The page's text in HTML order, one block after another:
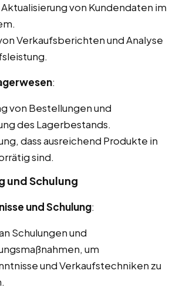
von Kundendaten im
Verkaufsberichten und Analyse
:
von Bestellungen und
des Lagerbestands.
dass ausreichend Produkte in
sind.
und Schulung
und Schulung:
Schulungen und
um
und Verkaufstechniken zu